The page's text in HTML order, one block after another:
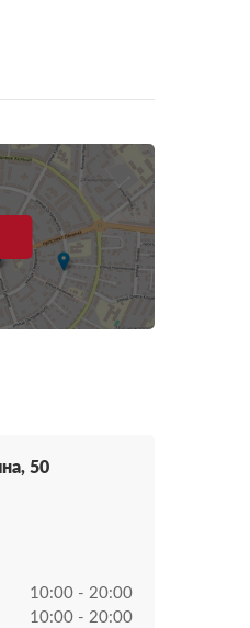
50
10:00 - 20:00
10:00 - 20:00